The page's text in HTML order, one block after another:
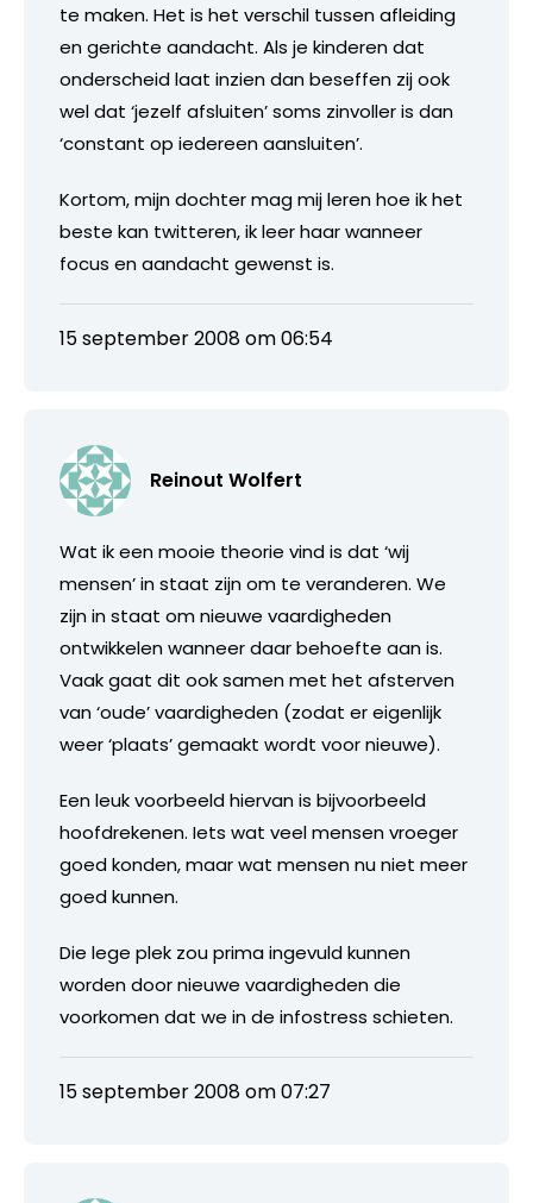
te maken. Het is het verschil tussen afleiding
en gerichte aandacht. Als je kinderen dat
onderscheid laat inzien dan beseffen zij ook
wel dat ‘jezelf afsluiten’ soms zinvoller is dan
‘constant op iedereen aansluiten’.
Kortom, mijn dochter mag mij leren hoe ik het
beste kan twitteren, ik leer haar wanneer
focus en aandacht gewenst is.
15 september 2008 om 06:54
Reinout Wolfert
Wat ik een mooie theorie vind is dat ‘wij
mensen’ in staat zijn om te veranderen. We
zijn in staat om nieuwe vaardigheden
ontwikkelen wanneer daar behoefte aan is.
Vaak gaat dit ook samen met het afsterven
van ‘oude’ vaardigheden (zodat er eigenlijk
weer ‘plaats’ gemaakt wordt voor nieuwe).
Een leuk voorbeeld hiervan is bijvoorbeeld
hoofdrekenen. Iets wat veel mensen vroeger
goed konden, maar wat mensen nu niet meer
goed kunnen.
Die lege plek zou prima ingevuld kunnen
worden door nieuwe vaardigheden die
voorkomen dat we in de infostress schieten.
15 september 2008 om 07:27